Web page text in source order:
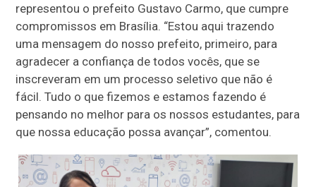
representou o prefeito Gustavo Carmo, que cumpre
compromissos em Brasília. “Estou aqui trazendo
uma mensagem do nosso prefeito, primeiro, para
agradecer a confiança de todos vocês, que se
inscreveram em um processo seletivo que não é
fácil. Tudo o que fizemos e estamos fazendo é
pensando no melhor para os nossos estudantes, para
que nossa educação possa avançar”, comentou.